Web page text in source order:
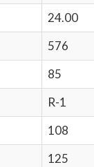
24.00
576
85
R-1
108
125